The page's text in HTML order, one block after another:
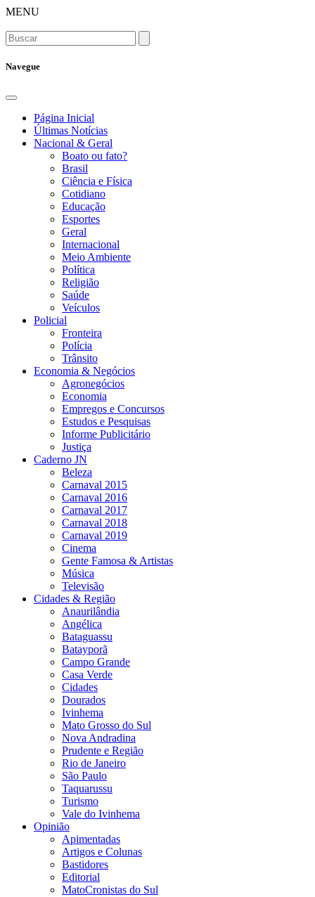
MENU
Navegue
Página Inicial
Últimas Notícias
Nacional & Geral
Boato ou fato?
Brasil
Ciência e Física
Cotidiano
Educação
Esportes
Geral
Internacional
Meio Ambiente
Política
Religião
Saúde
Veículos
Policial
Fronteira
Polícia
Trânsito
Economia & Negócios
Agronegócios
Economia
Empregos e Concursos
Estudos e Pesquisas
Informe Publicitário
Justiça
Caderno JN
Beleza
Carnaval 2015
Carnaval 2016
Carnaval 2017
Carnaval 2018
Carnaval 2019
Cinema
Gente Famosa & Artistas
Música
Televisão
Cidades & Região
Anaurilândia
Angélica
Bataguassu
Batayporã
Campo Grande
Casa Verde
Cidades
Dourados
Ivinhema
Mato Grosso do Sul
Nova Andradina
Prudente e Região
Rio de Janeiro
São Paulo
Taquarussu
Turismo
Vale do Ivinhema
Opinião
Apimentadas
Artigos e Colunas
Bastidores
Editorial
MatoCronistas do Sul